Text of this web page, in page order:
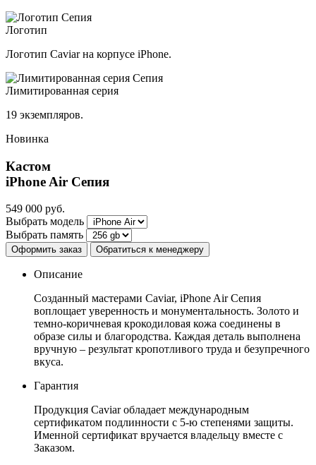
Логотип
Логотип Caviar на корпусе iPhone.
Лимитированная серия
19 экземпляров.
Новинка
Кастом
iPhone Air Сепия
549 000 руб.
Выбрать модель
Выбрать память
Оформить заказ Обратиться к менеджеру
Описание
Созданный мастерами Caviar, iPhone Air Сепия
воплощает уверенность и монументальность. Золото и
темно-коричневая крокодиловая кожа соединены в
образе силы и благородства. Каждая деталь выполнена
вручную – результат кропотливого труда и безупречного
вкуса.
Гарантия
Продукция Caviar обладает международным
сертификатом подлинности с 5-ю степенями защиты.
Именной сертификат вручается владельцу вместе с
Заказом.